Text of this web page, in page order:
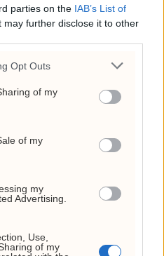
parties on the IAB’s List of
may further disclose it to other
Opt Outs
of my
of my
my
Advertising.
Use,
of my
i årets